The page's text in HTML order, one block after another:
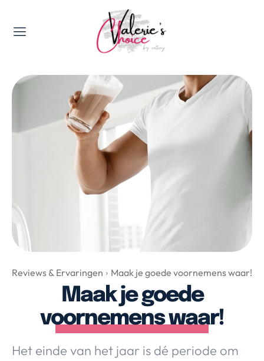
Valerie's Topics
Travel & Culture
Food & Drinks
Happyness & Opmerkelijk
Lifestyle, Sport & Duurzaamheid
Gadgets & Tech
Top 5 van Valerie
Health & Beauty
Nieuws & Media
Over Valerie
Over Valerie
De Top 5
Reviews & Ervaringen Maak je goede voornemens waar!
Maak je goede
voornemens waar!
Het einde van het jaar is dé periode om